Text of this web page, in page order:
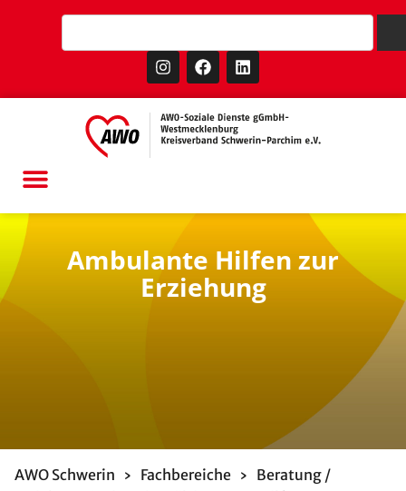
Ambulante Hilfen zur
Erziehung
AWO Schwerin › Fachbereiche › Beratung /